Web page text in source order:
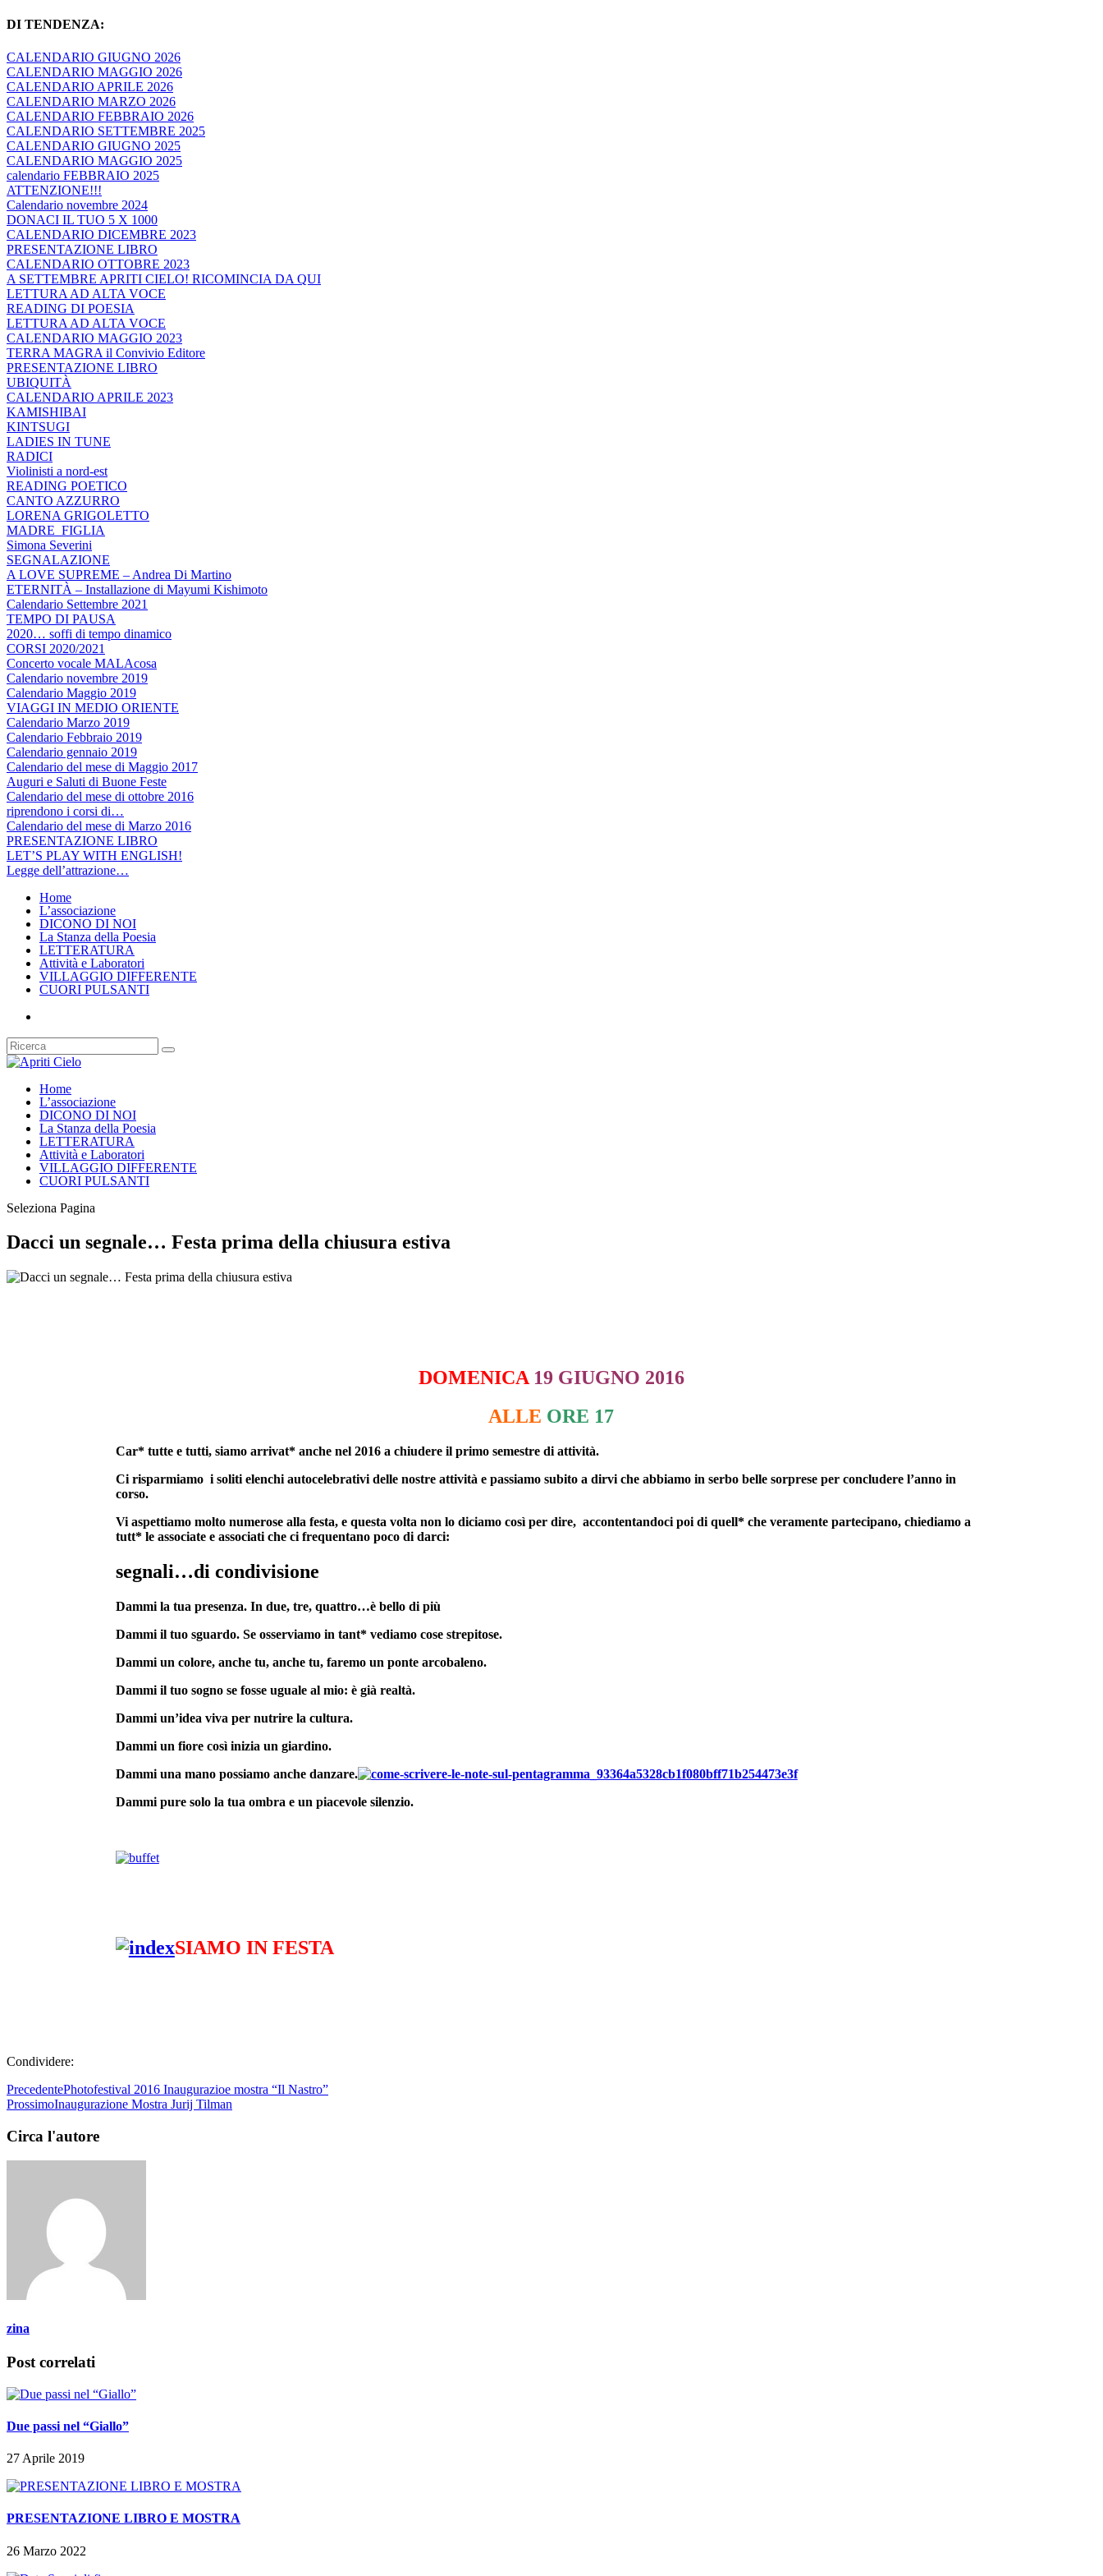
DI TENDENZA:
CALENDARIO GIUGNO 2026
CALENDARIO MAGGIO 2026
CALENDARIO APRILE 2026
CALENDARIO MARZO 2026
CALENDARIO FEBBRAIO 2026
CALENDARIO SETTEMBRE 2025
CALENDARIO GIUGNO 2025
CALENDARIO MAGGIO 2025
calendario FEBBRAIO 2025
ATTENZIONE!!!
Calendario novembre 2024
DONACI IL TUO 5 X 1000
CALENDARIO DICEMBRE 2023
PRESENTAZIONE LIBRO
CALENDARIO OTTOBRE 2023
A SETTEMBRE APRITI CIELO! RICOMINCIA DA QUI
LETTURA AD ALTA VOCE
READING DI POESIA
LETTURA AD ALTA VOCE
CALENDARIO MAGGIO 2023
TERRA MAGRA il Convivio Editore
PRESENTAZIONE LIBRO
UBIQUITÀ
CALENDARIO APRILE 2023
KAMISHIBAI
KINTSUGI
LADIES IN TUNE
RADICI
Violinisti a nord-est
READING POETICO
CANTO AZZURRO
LORENA GRIGOLETTO
MADRE_FIGLIA
Simona Severini
SEGNALAZIONE
A LOVE SUPREME – Andrea Di Martino
ETERNITÀ – Installazione di Mayumi Kishimoto
Calendario Settembre 2021
TEMPO DI PAUSA
2020… soffi di tempo dinamico
CORSI 2020/2021
Concerto vocale MALAcosa
Calendario novembre 2019
Calendario Maggio 2019
VIAGGI IN MEDIO ORIENTE
Calendario Marzo 2019
Calendario Febbraio 2019
Calendario gennaio 2019
Calendario del mese di Maggio 2017
Auguri e Saluti di Buone Feste
Calendario del mese di ottobre 2016
riprendono i corsi di…
Calendario del mese di Marzo 2016
PRESENTAZIONE LIBRO
LET’S PLAY WITH ENGLISH!
Legge dell’attrazione…
Home
L’associazione
DICONO DI NOI
La Stanza della Poesia
LETTERATURA
Attività e Laboratori
VILLAGGIO DIFFERENTE
CUORI PULSANTI
Home
L’associazione
DICONO DI NOI
La Stanza della Poesia
LETTERATURA
Attività e Laboratori
VILLAGGIO DIFFERENTE
CUORI PULSANTI
Seleziona Pagina
Dacci un segnale… Festa prima della chiusura estiva
DOMENICA19 GIUGNO 2016
ALLE ORE 17
Car* tutte e tutti, siamo arrivat* anche nel 2016 a chiudere il primo semestre di attività.
Ci risparmiamo i soliti elenchi autocelebrativi delle nostre attività e passiamo subito a dirvi che abbiamo in serbo belle sorprese per concludere l’anno in
corso.
Vi aspettiamo molto numerose alla festa, e questa volta non lo diciamo così per dire, accontentandoci poi di quell* che veramente partecipano, chiediamo a
tutt* le associate e associati che ci frequentano poco di darci:
segnali…di condivisione
Dammi la tua presenza. In due, tre, qu­attro…è bello di più
Dammi il tuo sguardo. Se osserviamo in tant* vediamo cose strepitose.
Dammi un colore, anche tu, anche tu, faremo un ponte arcobaleno.
Dammi il tuo sogno se fosse uguale al mio: è già realtà.
Dammi un’idea viva per nutrire la cultura.
Dammi un fiore così inizia un giardino.
Dammi una mano possiamo anche danzare.
Dammi pure solo la tua ombra e un piacevole silenzio.
SIAMO IN FESTA
Condividere:
PrecedentePhotofestival 2016 Inaugurazioe mostra “Il Nastro”
ProssimoInaugurazione Mostra Jurij Tilman
Circa l'autore
zina
Post correlati
Due passi nel “Giallo”
27 Aprile 2019
PRESENTAZIONE LIBRO E MOSTRA
26 Marzo 2022